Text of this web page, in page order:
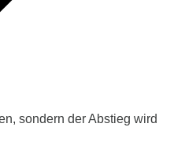
sondern der Abstieg wird